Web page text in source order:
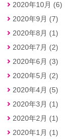
2020年10月 (6)
2020年9月 (7)
2020年8月 (1)
2020年7月 (2)
2020年6月 (3)
2020年5月 (2)
2020年4月 (5)
2020年3月 (1)
2020年2月 (1)
2020年1月 (1)